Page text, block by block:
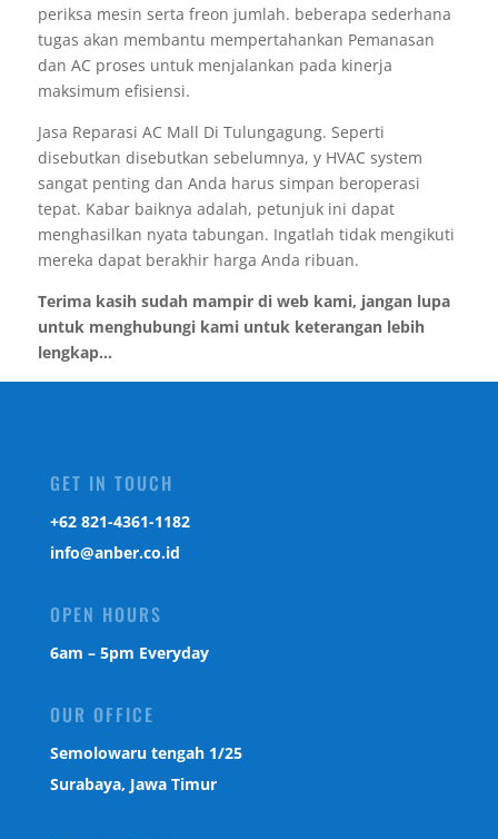
periksa mesin serta freon jumlah. beberapa sederhana
tugas akan membantu mempertahankan Pemanasan
dan AC proses untuk menjalankan pada kinerja
maksimum efisiensi.
Jasa Reparasi AC Mall Di Tulungagung. Seperti
disebutkan disebutkan sebelumnya, y HVAC system
sangat penting dan Anda harus simpan beroperasi
tepat. Kabar baiknya adalah, petunjuk ini dapat
menghasilkan nyata tabungan. Ingatlah tidak mengikuti
mereka dapat berakhir harga Anda ribuan.
Terima kasih sudah mampir di web kami, jangan lupa
untuk menghubungi kami untuk keterangan lebih
lengkap...
GET IN TOUCH
‎+62 821-4361-1182
info@anber.co.id
OPEN HOURS
6am – 5pm Everyday
OUR OFFICE
Semolowaru tengah 1/25
Surabaya, Jawa Timur